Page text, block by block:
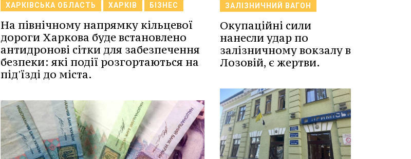
ХАРКІВСЬКА ОБЛАСТЬ ХАРКІВ БІЗНЕС
На північному напрямку кільцевої
дороги Харкова буде встановлено
антидронові сітки для забезпечення
безпеки: які події розгортаються на
під'їзді до міста.
ЗАЛІЗНИЧНИЙ ВАГОН
Окупаційні сили
нанесли удар по
залізничному вокзалу в
Лозовій, є жертви.